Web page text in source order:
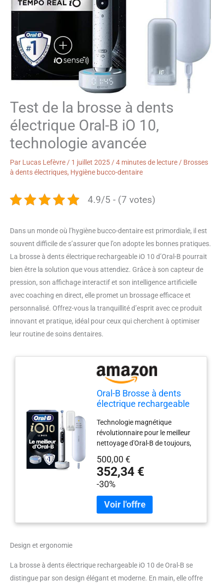
Test de la brosse à dents
électrique Oral-B iO 10,
technologie avancée
Par Lucas Lefèvre / 1 juillet 2025 /4 minutes de lecture / Brosses
à dents électriques, Hygiène bucco-dentaire
4.9/5 - (7 votes)
Dans un monde où l’hygiène bucco-dentaire est primordiale, il est
souvent difficile de s’assurer que l’on adopte les bonnes pratiques.
La brosse à dents électrique rechargeable iO 10 d’Oral-B pourrait
bien être la solution que vous attendiez. Grâce à son capteur de
pression, son affichage interactif et son intelligence artificielle
avec coaching en direct, elle promet un brossage efficace et
personnalisé. Offrez-vous la tranquillité d’esprit avec ce produit
innovant et pratique, idéal pour ceux qui cherchent à optimiser
leur routine de soins dentaires.
Oral-B Brosse à dents
électrique rechargeable
pression, affichage
interactif, intelligence
artificielle avec coaching
en direct, 1 tête, 1 brosse,
étui de voyage, blanc,
idée cadeau
Technologie magnétique
révolutionnaire pour le meilleur
nettoyage d'Oral-B de toujours,
professionnelle et un incroyable
brossage personnalisé Combine
la tête ronde exclusive de la
brosse à dents Oral-B avec de
délicates micro-vibrations, pour
une sensation de fraîcheur et de
propreté en bouche. Gencives
iO Sense intelligent avec fonction
live-coaching personnalisée,
500,00 €
352,34 €
-30%
Design et ergonomie
La brosse à dents électrique rechargeable iO 10 de Oral-B se
distingue par son design élégant et moderne. En main, elle offre